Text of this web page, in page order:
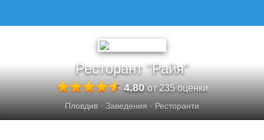
Ресторант "Райя"
4.80от 235 оценки
Пловдив· Заведения · Ресторанти